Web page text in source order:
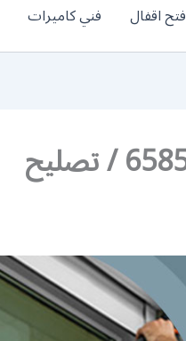
فتح اقفال فني كاميرات
رقم صيانة المنيوم النزهة / 65857744 / تصليح